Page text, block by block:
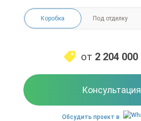
Коробка Под отделку
от 2 204 000
Консультация
Обсудить проект в